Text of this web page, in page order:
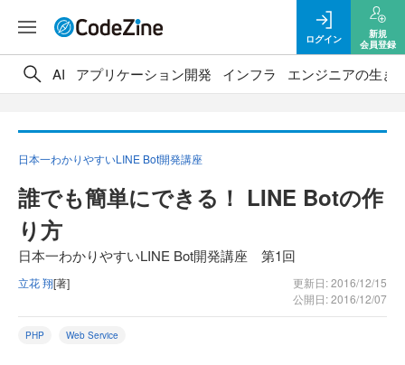
ログイン
新規
会員登録
AI アプリケーション開発 インフラ エンジニアの生き
日本一わかりやすいLINE Bot開発講座
誰でも簡単にできる！ LINE Botの作
り方
日本一わかりやすいLINE Bot開発講座 第1回
立花 翔[著]
更新日: 2016/12/15
公開日: 2016/12/07
PHP Web Service